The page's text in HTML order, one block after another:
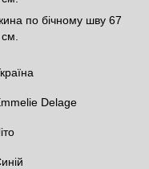
по бічному шву 67
Delage